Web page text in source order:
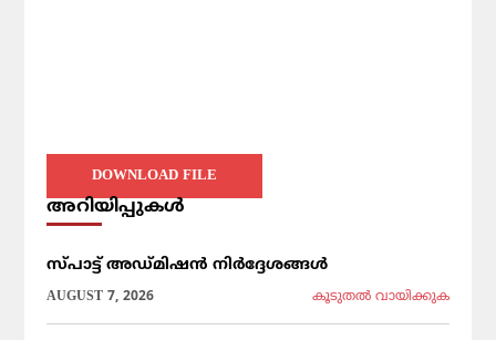
DOWNLOAD FILE
അറിയിപ്പുകൾ
സ്പാട്ട് അഡ്മിഷൻ നിർദ്ദേശങ്ങൾ
AUGUST 7, 2026 കൂടുതല്‍ വായിക്കുക